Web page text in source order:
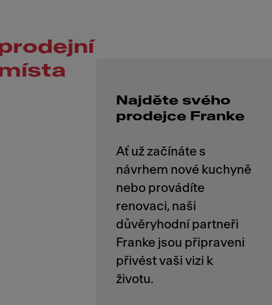
Najděte svého
prodejce Franke
Ať už začínáte s
návrhem nové kuchyně
nebo provádíte
renovaci, naši
důvěryhodní partneři
Franke jsou připraveni
přivést vaši vizi k